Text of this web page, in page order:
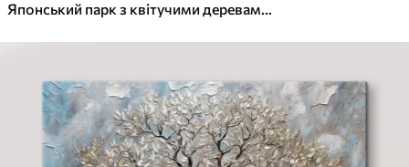
Японський парк з квітучими деревами та квітами, ліс, садовий будинок, озеро